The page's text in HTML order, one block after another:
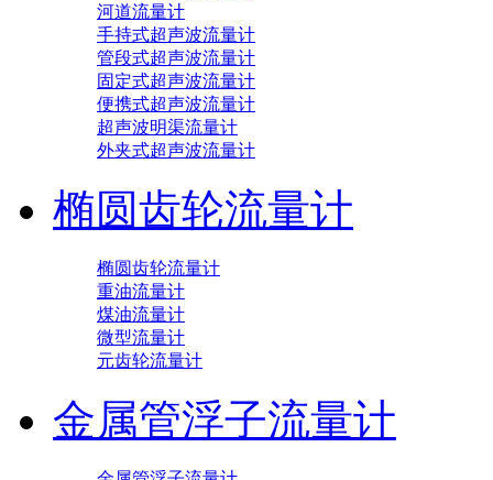
河道流量计
手持式超声波流量计
管段式超声波流量计
固定式超声波流量计
便携式超声波流量计
超声波明渠流量计
外夹式超声波流量计
椭圆齿轮流量计
椭圆齿轮流量计
重油流量计
煤油流量计
微型流量计
元齿轮流量计
金属管浮子流量计